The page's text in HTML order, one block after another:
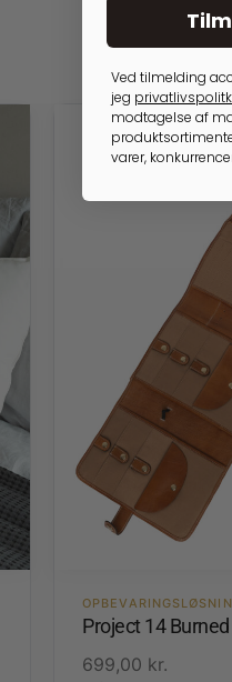
Project 14
699,00 kr.
Ved tilmelding
jeg
modtagelse af
varer,